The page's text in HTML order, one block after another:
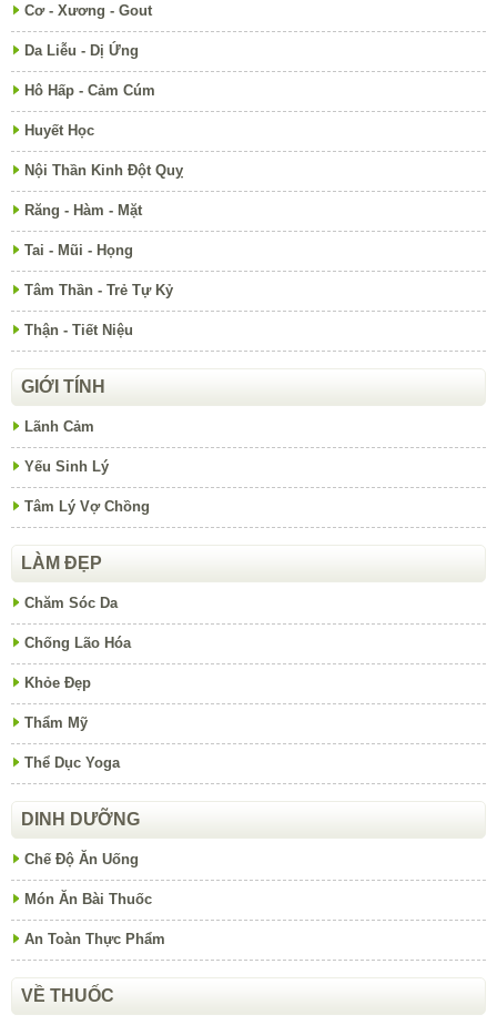
Cơ - Xương - Gout
Da Liễu - Dị Ứng
Hô Hấp - Cảm Cúm
Huyết Học
Nội Thần Kinh Đột Quỵ
Răng - Hàm - Mặt
Tai - Mũi - Họng
Tâm Thần - Trẻ Tự Kỷ
Thận - Tiết Niệu
GIỚI TÍNH
Lãnh Cảm
Yếu Sinh Lý
Tâm Lý Vợ Chồng
LÀM ĐẸP
Chăm Sóc Da
Chống Lão Hóa
Khỏe Đẹp
Thẩm Mỹ
Thể Dục Yoga
DINH DƯỠNG
Chế Độ Ăn Uống
Món Ăn Bài Thuốc
An Toàn Thực Phẩm
VỀ THUỐC